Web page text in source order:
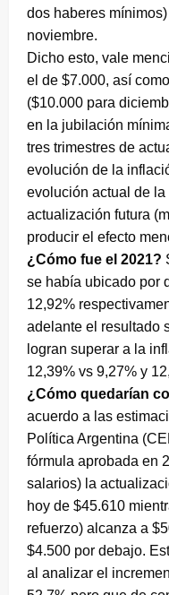
dos haberes
noviembre.
Dicho esto, vale
el de $7.000, así
($10.000 para
en la jubilación
tres trimestres de
evolución de la
evolución actual de
actualización futura
producir el efecto
¿Cómo fue el 2021?
se había ubicado por
12,92%
adelante el resultado
logran superar a la
12,39% vs 9,27% y
¿Cómo quedarían
acuerdo a las
Política Argentina
fórmula aprobada en
salarios) la
hoy de $45.610
refuerzo) alcanza a
$4.500 por debajo.
al analizar el